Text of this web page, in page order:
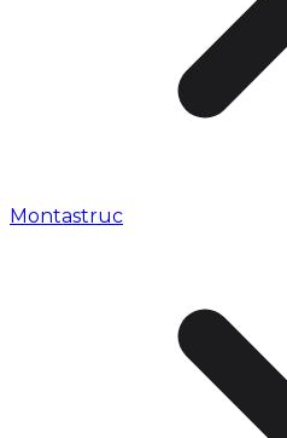
Montastruc